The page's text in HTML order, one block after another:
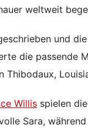
weltweit
und
die passende
Thibodaux,
Willis spielen
Sara,